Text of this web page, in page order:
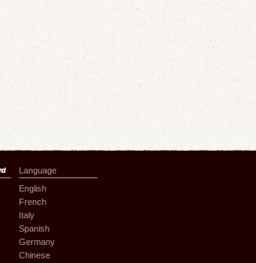
Language
English
French
Italy
Spanish
Germany
Chinese